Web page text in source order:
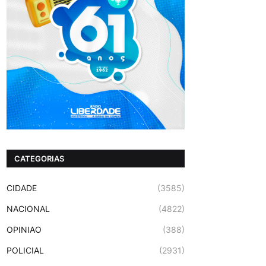
CATEGORIAS
CIDADE (3585)
NACIONAL (4822)
OPINIAO (388)
POLICIAL (2931)